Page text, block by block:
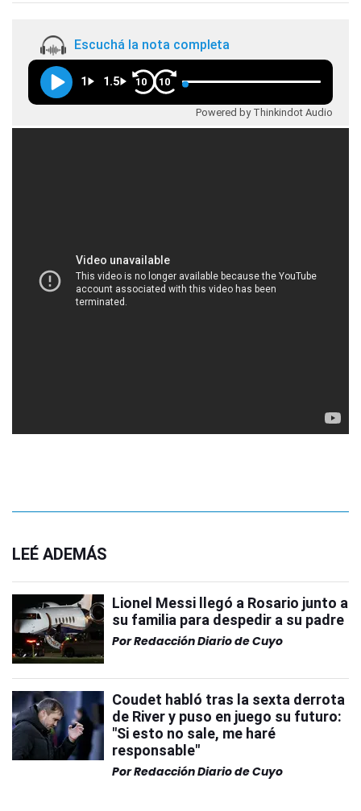
Escuchá la nota completa
1 1.5 10 10
Powered by Thinkindot Audio
LEÉ ADEMÁS
Lionel Messi llegó a Rosario junto a
su familia para despedir a su padre
PorRedacción Diario de Cuyo
Coudet habló tras la sexta derrota
de River y puso en juego su futuro:
"Si esto no sale, me haré
responsable"
PorRedacción Diario de Cuyo